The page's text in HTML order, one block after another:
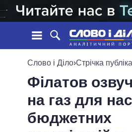
НОВИНИ
СТРІЧКА
ПОДІЇ
СТАТТІ
ДУМКИ
ОБIЦЯНКИ
ПОЛIТИКИ
УСІ ПОЛІТИКИ
Слово і Діло›Стрічка
Філатов
на газ для
бюджетних